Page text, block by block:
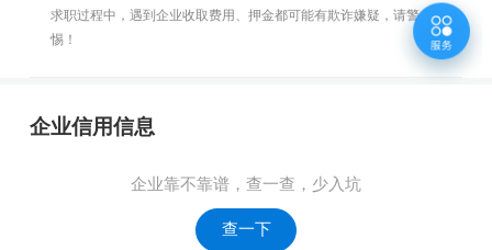
求职过程中，遇到企业收取费用、押金都可能有欺诈嫌疑，请警
惕！
企业信用信息
企业靠不靠谱，查一查，少入坑
查一下